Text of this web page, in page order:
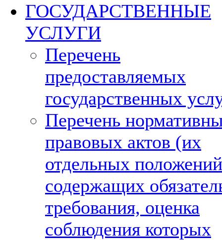
ГОСУДАРСТВЕННЫЕ
УСЛУГИ
Перечень
предоставляемых
государственных
Перечень
правовых актов (их
отдельных
содержащих
требования, оценка
соблюдения которых